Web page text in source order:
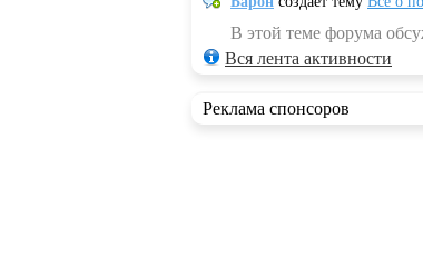
В этой теме форума
Вся лента активности
Реклама спонсоров